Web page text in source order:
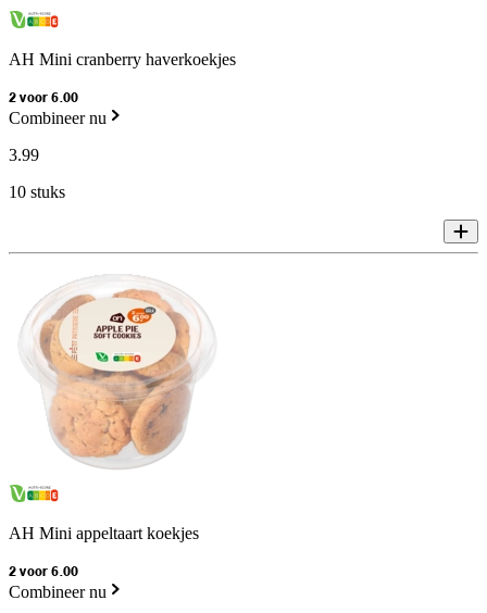
AH Mini cranberry haverkoekjes
2 voor 6.00
Combineer nu
3.99
10 stuks
AH Mini appeltaart koekjes
2 voor 6.00
Combineer nu